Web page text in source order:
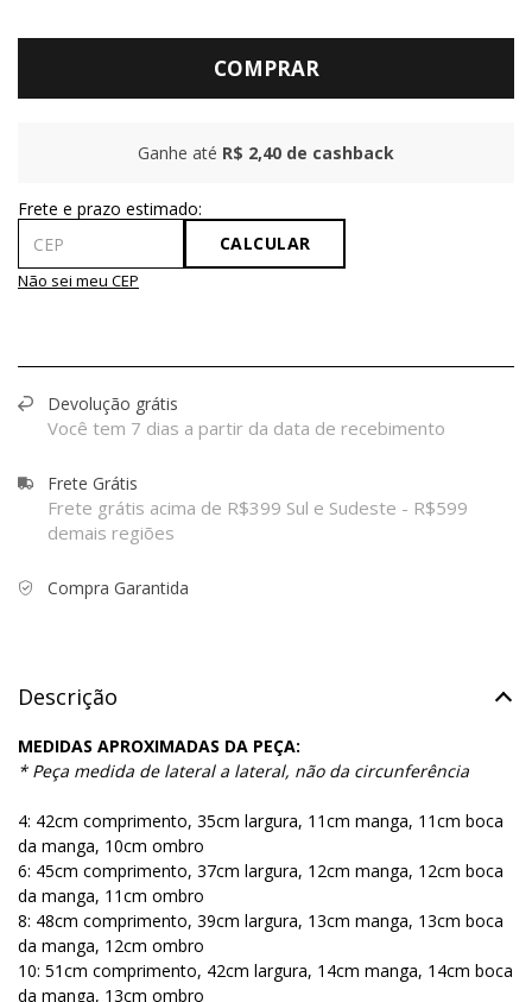
COMPRAR
Ganhe até R$ 2,40 de cashback
Não sei meu CEP
CALCULAR
Devolução grátis
Você tem 7 dias a partir da data de recebimento
Frete Grátis
Frete grátis acima de R$399 Sul e Sudeste - R$599
demais regiões
Compra Garantida
Descrição
MEDIDAS APROXIMADAS DA PEÇA:
* Peça medida de lateral a lateral, não da circunferência
4: 42cm comprimento, 35cm largura, 11cm manga, 11cm boca
da manga, 10cm ombro
6: 45cm comprimento, 37cm largura, 12cm manga, 12cm boca
da manga, 11cm ombro
8: 48cm comprimento, 39cm largura, 13cm manga, 13cm boca
da manga, 12cm ombro
10: 51cm comprimento, 42cm largura, 14cm manga, 14cm boca
da manga, 13cm ombro